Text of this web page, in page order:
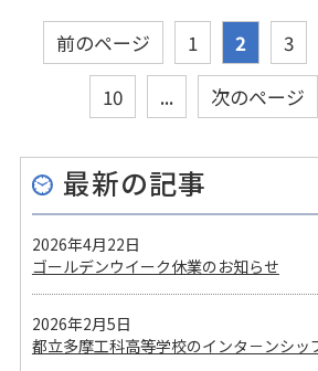
前のページ 1 2 3
10
... 次のページ
最新の記事
ゴールデンウイーク休業のお知らせ
2026年4月22日
都立多摩工科高等学校のインタ－ンシッ
2026年2月5日